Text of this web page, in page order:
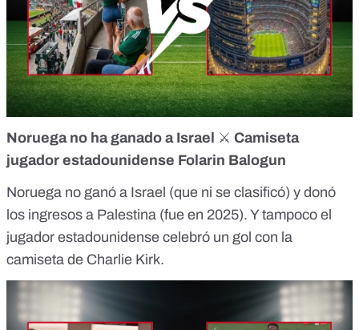
Noruega no ha ganado a Israel ⚔️ Camiseta
jugador estadounidense Folarin Balogun
Noruega no ganó a Israel (que ni se clasificó) y donó
los ingresos a Palestina (fue en 2025). Y tampoco el
jugador estadounidense celebró un gol con la
camiseta de Charlie Kirk.